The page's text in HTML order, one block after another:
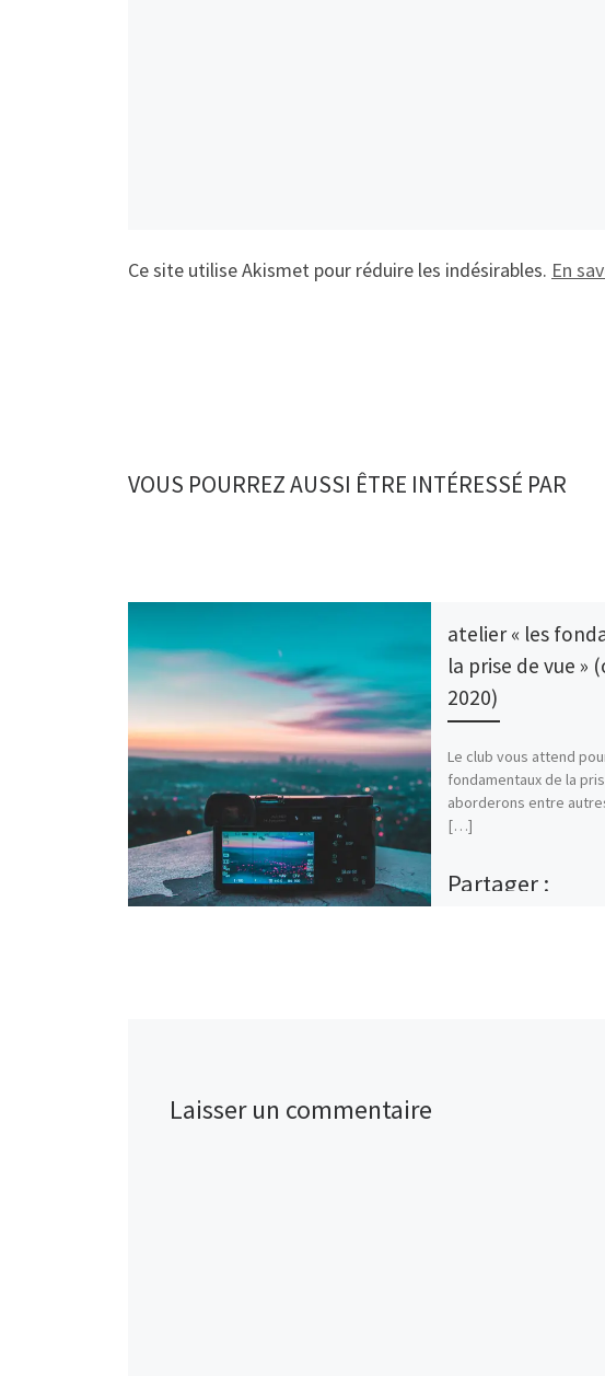
Ce site utilise Akismet pour réduire les indésirables. En
VOUS POURREZ AUSSI ÊTRE INTÉRESSÉ PAR
atelier « les
la prise de vue »
2020)
Le club vous attend
fondamentaux de la
aborderons entre
[…]
Partager :
Laisser un commentaire